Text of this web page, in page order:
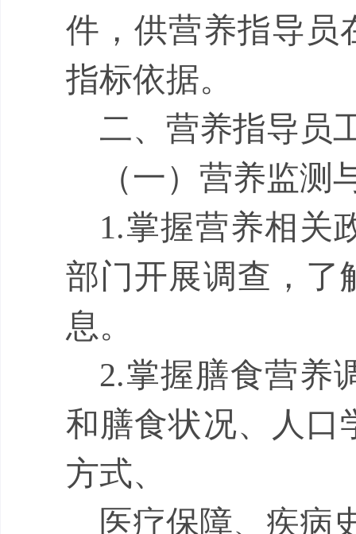
件，供营养指导员
指标依据。
二、营养指导员
（一） 营养监测
1.掌握营养相关
部门开展调查，了
息。
2.掌握膳食营养
和膳食状况、人口
方式、
医疗保障、疾病